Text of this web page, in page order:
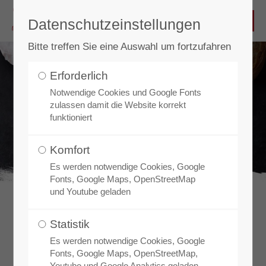
Datenschutzeinstellungen
Bitte treffen Sie eine Auswahl um fortzufahren
Erforderlich
Notwendige Cookies und Google Fonts
zulassen damit die Website korrekt
funktioniert
Komfort
Es werden notwendige Cookies, Google
Fonts, Google Maps, OpenStreetMap
und Youtube geladen
Statistik
Es werden notwendige Cookies, Google
Fonts, Google Maps, OpenStreetMap,